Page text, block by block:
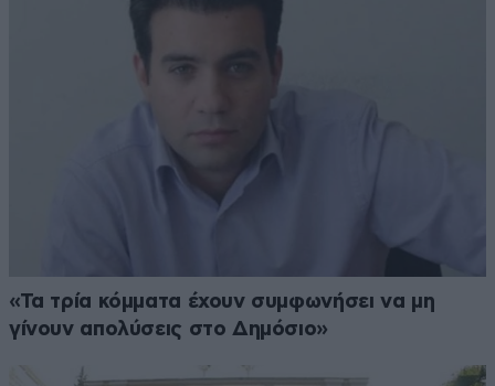
«Τα τρία κόμματα έχουν συμφωνήσει να μη
γίνουν απολύσεις στο Δημόσιο»